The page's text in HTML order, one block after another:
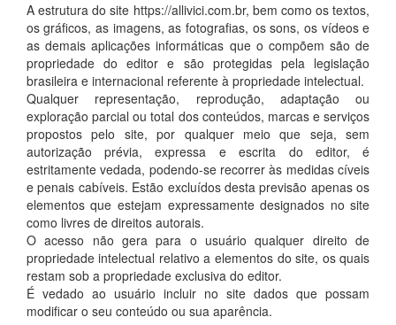
A estrutura do site https://allivici.com.br, bem como os textos,
os gráficos, as imagens, as fotografias, os sons, os vídeos e
as demais aplicações informáticas que o compõem são de
propriedade do editor e são protegidas pela legislação
brasileira e internacional referente à propriedade intelectual.
Qualquer representação, reprodução, adaptação ou
exploração parcial ou total dos conteúdos, marcas e serviços
propostos pelo site, por qualquer meio que seja, sem
autorização prévia, expressa e escrita do editor, é
estritamente vedada, podendo-se recorrer às medidas cíveis
e penais cabíveis. Estão excluídos desta previsão apenas os
elementos que estejam expressamente designados no site
como livres de direitos autorais.
O acesso não gera para o usuário qualquer direito de
propriedade intelectual relativo a elementos do site, os quais
restam sob a propriedade exclusiva do editor.
É vedado ao usuário incluir no site dados que possam
modificar o seu conteúdo ou sua aparência.